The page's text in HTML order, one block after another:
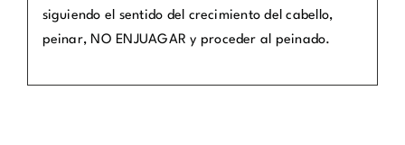
siguiendo el sentido del crecimiento del cabello,
peinar, NO ENJUAGAR y proceder al peinado.